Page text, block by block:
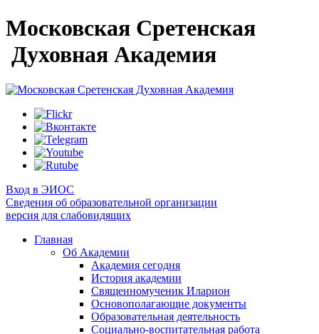
Московская Сретенская
Духовная Академия
Вход в ЭИОС
Сведения об образовательной организации
версия для слабовидящих
Главная
Об Академии
Академия сегодня
История академии
Священномученик Иларион
Основополагающие документы
Образовательная деятельность
Социально-воспитательная работа